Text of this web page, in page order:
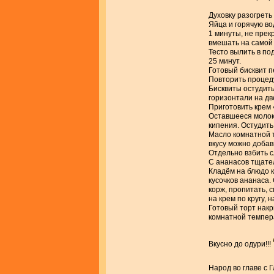
Духовку
Яйца и горячую
1 минуты, не
вмешать на самой
Тесто вылить в
25 минут.
Готовый бисквит
Повторить
Бисквиты
горизонтали на
Приготовить
Оставшееся
кипения.
Масло комнатной
вкусу можно
Отдельно взбить
С ананасов
Кладём на блюдо
кусочков
корж, пропитать,
на крем по кругу,
Готовый торт
комнатной
Вкусно до одури!!!
Народ во главе с